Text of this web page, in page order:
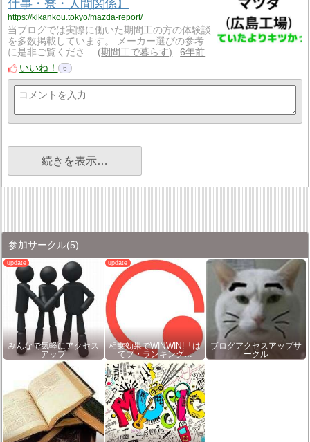
仕事・寮・人間関係】
https://kikankou.tokyo/mazda-report/
当ブログでは実際に働いた期間工の方の体験談
を多数掲載しています。 メーカー選びの参考
に是非ご覧くださ…
期間工で暮らす
6年前
いいね！
6
続きを表示…
参加サークル(5)
みんなで気軽にアクセス
アップ
相乗効果でWINWIN!「は
てブ・ランキング…
ブログアクセスアップサ
ークル